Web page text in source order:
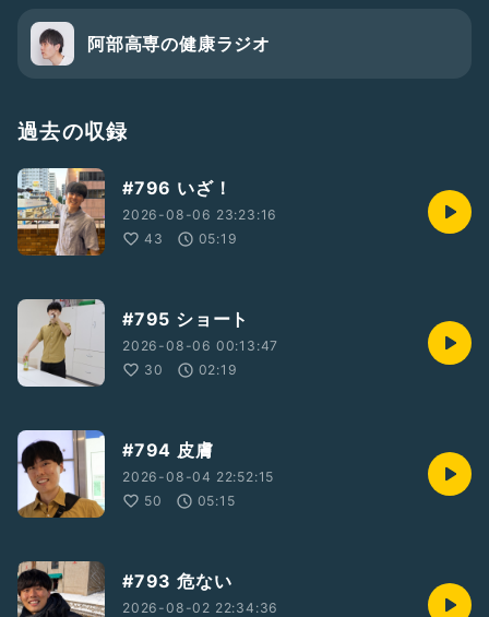
阿部高専の健康ラジオ
過去の収録
#796 いざ！
2026-08-06 23:23:16
43
05:19
#795 ショート
2026-08-06 00:13:47
30
02:19
#794 皮膚
2026-08-04 22:52:15
50
05:15
#793 危ない
2026-08-02 22:34:36